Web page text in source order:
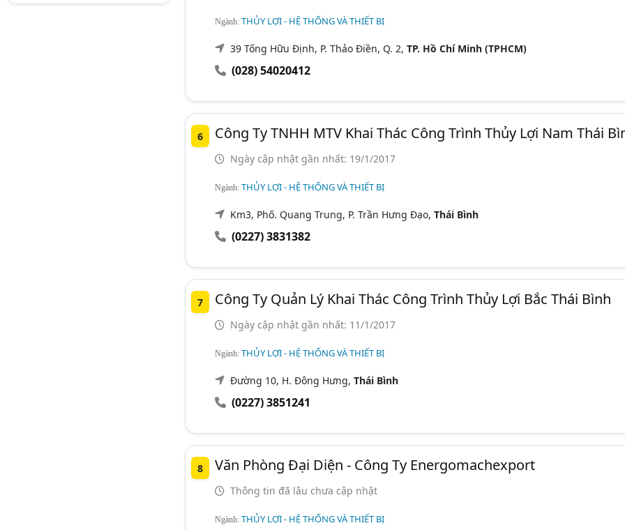
Ngành: THỦY LỢI - HỆ THỐNG VÀ THIẾT BỊ
39 Tống Hữu Định, P. Thảo Điền, Q. 2, TP. Hồ Chí Minh (TPHCM)
(028) 54020412
6 Công Ty TNHH MTV Khai Thác Công Trình Thủy Lợi Nam Thái
Ngày cập nhật gần nhất: 19/1/2017
Ngành: THỦY LỢI - HỆ THỐNG VÀ THIẾT BỊ
Km3, Phố. Quang Trung, P. Trần Hưng Đạo, Thái Bình
(0227) 3831382
7 Công Ty Quản Lý Khai Thác Công Trình Thủy Lợi Bắc Thái Bình
Ngày cập nhật gần nhất: 11/1/2017
Ngành: THỦY LỢI - HỆ THỐNG VÀ THIẾT BỊ
Đường 10, H. Đông Hưng, Thái Bình
(0227) 3851241
8 Văn Phòng Đại Diện - Công Ty Energomachexport
Thông tin đã lâu chưa cập nhật
Ngành: THỦY LỢI - HỆ THỐNG VÀ THIẾT BỊ